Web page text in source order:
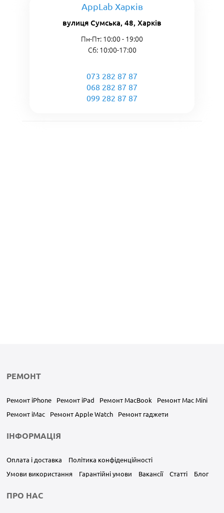
AppLab Харків
вулиця Сумська, 48, Харків
Пн-Пт: 10:00 - 19:00
Сб: 10:00-17:00
073 282 87 87
068 282 87 87
099 282 87 87
РЕМОНТ
Ремонт iPhone Ремонт iPad Ремонт MacBook
Ремонт Mac Mini
Ремонт iMac
Ремонт Apple Watch Ремонт гаджети
ІНФОРМАЦІЯ
Оплата і доставка
Політика конфіденційності
Умови використання
Гарантійні умови Вакансії Статті Блог
ПРО НАС